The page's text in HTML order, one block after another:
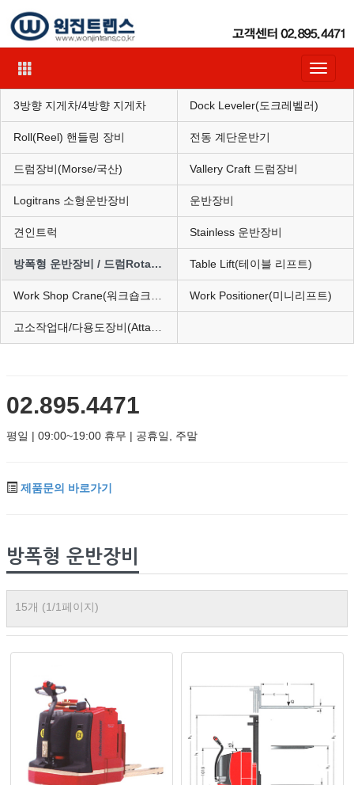
Toggle
3방향 지게차/4방향 지게차
Dock Leveler(도크레벨러)
Roll(Reel) 핸들링 장비 전동 계단운반기
드럼장비(Morse/국산) Vallery Craft 드럼장비
Logitrans 소형운반장비 운반장비
견인트럭 Stainless 운반장비
방폭형 운반장비 / 드럼Rotator(혼합기) Table Lift(테이블 리프트)
Work Positioner(미니리프트)
02.895.4471
평일 | 09:00~19:00 휴무 | 공휴일, 주말
제품문의 바로가기
방폭형 운반장비
15개 (1/1페이지)